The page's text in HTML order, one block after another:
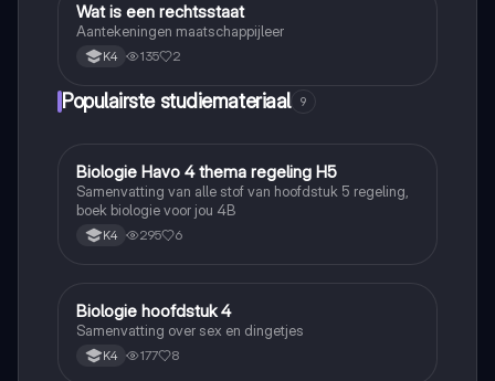
Maatschappijleer
Wat is een rechtsstaat
Aantekeningen maatschappijleer
K4 135 2
Populairste studiemateriaal 9
Biologie
Biologie Havo 4 thema regeling H5
Samenvatting van alle stof van hoofdstuk 5 regeling,
boek biologie voor jou 4B
K4 295 6
Biologie
Biologie hoofdstuk 4
Samenvatting over sex en dingetjes
K4 177 8